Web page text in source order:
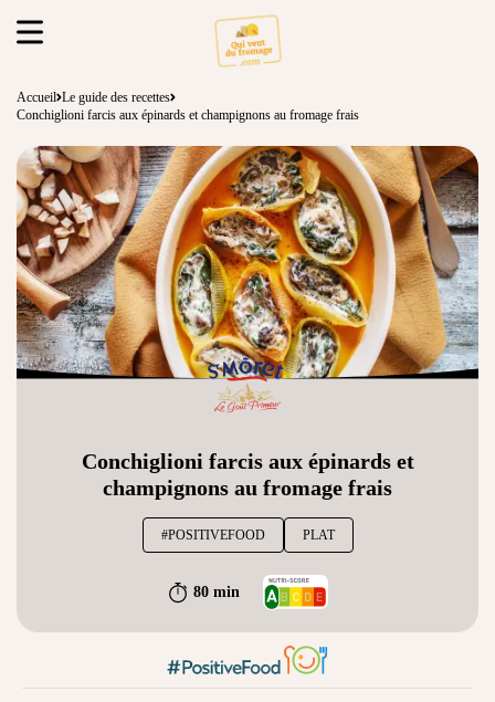
Accueil Le guide des recettes
Conchiglioni farcis aux épinards et champignons au fromage frais
Conchiglioni farcis aux épinards et
champignons au fromage frais
#POSITIVEFOOD PLAT
80 min